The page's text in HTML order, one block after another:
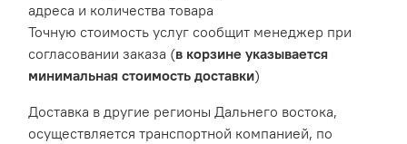
адреса и количества товара
Точную стоимость услуг сообщит менеджер при
согласовании заказа (в корзине указывается
минимальная стоимость доставки)
Доставка в другие регионы Дальнего востока,
осуществляется транспортной компанией, по